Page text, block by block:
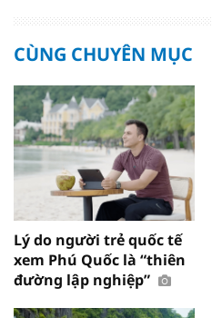
CÙNG CHUYÊN MỤC
Lý do người trẻ quốc tế
xem Phú Quốc là “thiên
đường lập nghiệp”